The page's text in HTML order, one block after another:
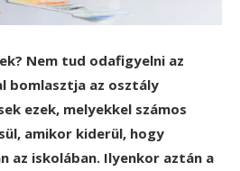
Nem tud odafigyelni az
bomlasztja az osztály
ezek, melyekkel számos
amikor kiderül, hogy
az iskolában. Ilyenkor aztán a